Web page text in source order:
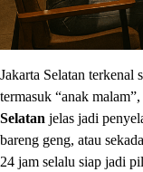
Jakarta Selatan terkenal
termasuk “anak
Selatan jelas jadi
bareng geng, atau
24 jam selalu siap jadi